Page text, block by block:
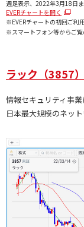
週足表示、2022年3月18日
EVERチャートを開く
※EVERチャートの初回ご利
※スマートフォン等からご覧
ラック（3857）
情報セキュリティ事業
日本最大規模のネッ